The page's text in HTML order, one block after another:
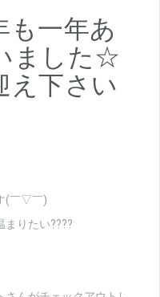
も一年あ
ました☆
え下さい
(￣▽￣)
りたい????